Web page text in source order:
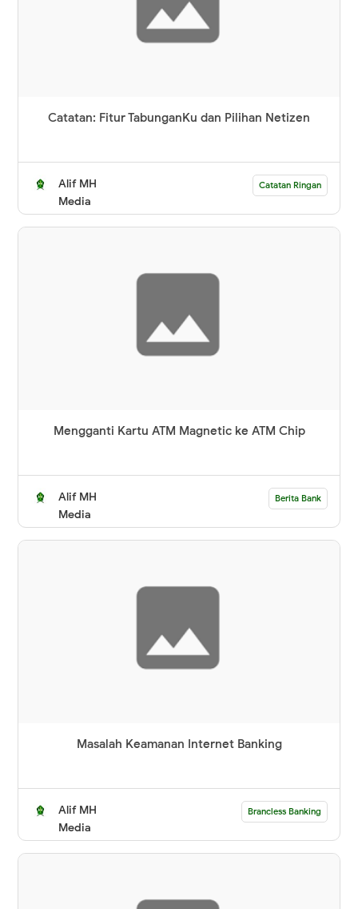
Catatan: Fitur TabunganKu dan Pilihan Netizen
Alif MH
Media
Catatan Ringan
Mengganti Kartu ATM Magnetic ke ATM Chip
Alif MH
Media
Berita Bank
Masalah Keamanan Internet Banking
Alif MH
Media
Brancless Banking